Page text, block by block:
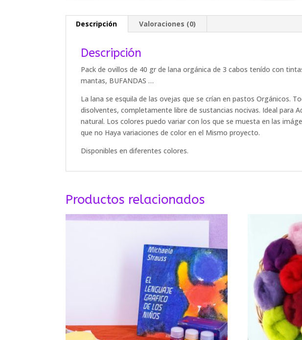
Descripción Valoraciones (0)
Descripción
Pack de ovillos de 40 gr de lana orgánica de 3 cabos tenído con
mantas, BUFANDAS …
La lana se esquila de las ovejas que se crían en pastos Orgánicos.
disolventes, completamente libre de sustancias nocivas. Ideal para
natural. Los colores puedo variar con los que se muesta en las
que no Haya variaciones de color en el Mismo proyecto.
Disponibles en diferentes colores.
Productos relacionados